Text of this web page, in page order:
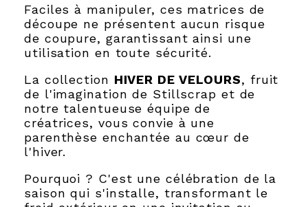
Faciles à manipuler, ces matrices de
découpe ne présentent aucun risque
de coupure, garantissant ainsi une
utilisation en toute sécurité.
La collection HIVER DE VELOURS, fruit
de l'imagination de Stillscrap et de
notre talentueuse équipe de
créatrices, vous convie à une
parenthèse enchantée au cœur de
l'hiver.
Pourquoi ? C'est une célébration de la
saison qui s'installe, transformant le